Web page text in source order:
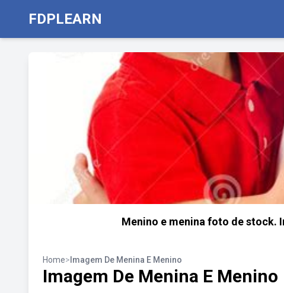
FDPLEARN
Menino e menina foto de stock.
Home> Imagem De Menina E Menino
Imagem De Menina E Menino